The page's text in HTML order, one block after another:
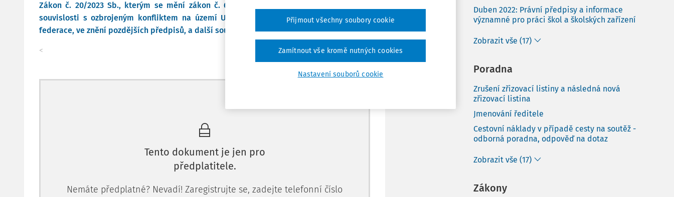
Zákon č. 20/2023 Sb., kterým se mění zákon č. 65/2022 Sb., o některých opatřeních v
souvislosti s ozbrojeným konfliktem na území Ukrajiny vyvolaným invazí vojsk Ruské
federace, ve znění pozdějších předpisů, a další související zákony
<
Tento dokument je jen pro
předplatitele.
Nemáte předplatné? Nevadí! Zaregistrujte se, zadejte telefonní číslo
Duben 2022: Právní předpisy a informace
významné pro práci škol a školských zařízení
Zobrazit vše (17)
Poradna
Zrušení zřizovací listiny a následná nová
zřizovací listina
Jmenování ředitele
Cestovní náklady v případě cesty na soutěž -
odborná poradna, odpověď na dotaz
Zobrazit vše (17)
Zákony
Nastavení souborů cookie
Zamítnout vše kromě nutných cookies
Přijmout všechny soubory cookie